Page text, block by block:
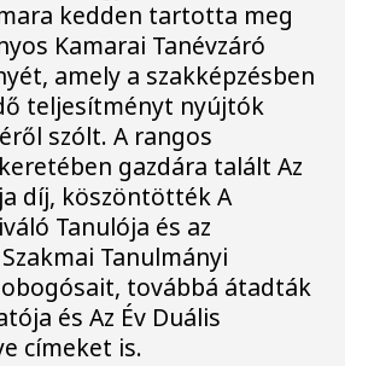
kedden tartotta meg
Kamarai Tanévzáró
amely a szakképzésben
teljesítményt nyújtók
szólt. A rangos
gazdára talált Az
díj, köszöntötték A
Tanulója és az
Tanulmányi
továbbá átadták
és Az Év Duális
címeket is.